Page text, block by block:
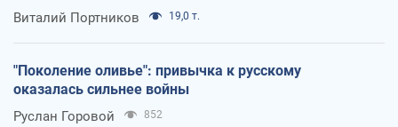
Виталий Портников 19,0 т.
"Поколение оливье": привычка к русскому
оказалась сильнее войны
Руслан Горовой 852